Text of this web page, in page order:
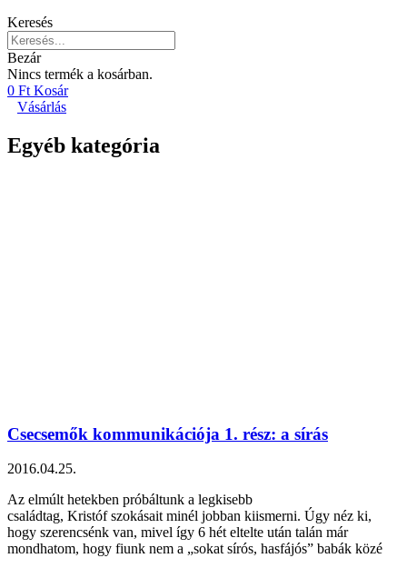
Keresés
Bezár
Nincs termék a kosárban.
0 Ft Kosár
Vásárlás
Egyéb kategória
Csecsemők kommunikációja 1. rész: a sírás
2016.04.25.
Az elmúlt hetekben próbáltunk a legkisebb
családtag, Kristóf szokásait minél jobban kiismerni. Úgy néz ki,
hogy szerencsénk van, mivel így 6 hét eltelte után talán már
mondhatom, hogy fiunk nem a „sokat sírós, hasfájós” babák közé